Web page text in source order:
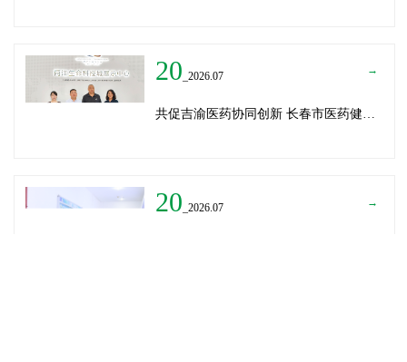
20 _2026.07 →
共促吉渝医药协同创新 长春市医药健康局与威斯腾生物走访重庆两江生命科技城
20 _2026.07 →